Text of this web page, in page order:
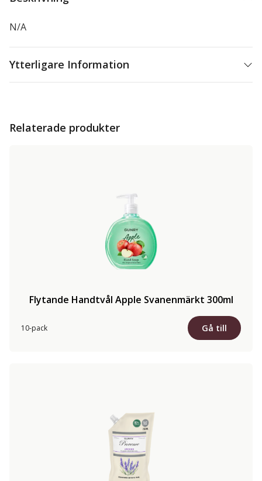
N/A
Ytterligare Information
Relaterade produkter
Flytande Handtvål Apple Svanenmärkt 300ml
10-pack Gå till